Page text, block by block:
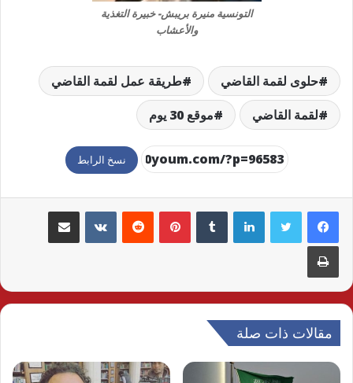
التونسية منيرة بريبش- خبيرة التغذية
والأعشاب
حلوى لقمة القاضي
طريقة عمل لقمة القاضي
لقمة القاضي
موقع 30 يوم
نسخ الرابط
لينكدإن بينتيريست مشاركة عبر البريد
طباعة
مقالات ذات صلة